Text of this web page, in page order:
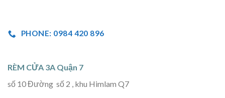
PHONE: 0984 420 896
RÈM CỬA 3A Quận 7
số 10 Đường số 2 , khu Himlam Q7